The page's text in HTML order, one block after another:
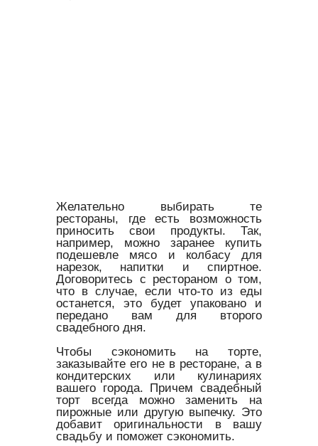
Желательно выбирать те
рестораны, где есть возможность
приносить свои продукты. Так,
например, можно заранее купить
подешевле мясо и колбасу для
нарезок, напитки и спиртное.
Договоритесь с рестораном о том,
что в случае, если что-то из еды
останется, это будет упаковано и
передано вам для второго
свадебного дня.
Чтобы сэкономить на торте,
заказывайте его не в ресторане, а в
кондитерских или кулинариях
вашего города. Причем свадебный
торт всегда можно заменить на
пирожные или другую выпечку. Это
добавит оригинальности в вашу
свадьбу и поможет сэкономить.